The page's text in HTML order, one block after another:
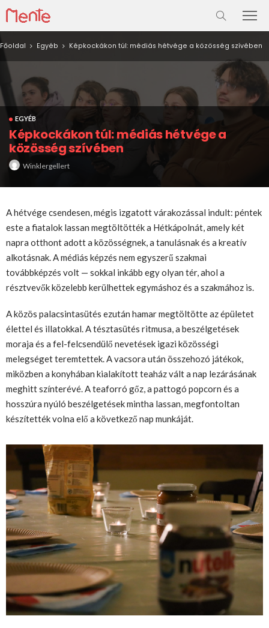
Főoldal Egyéb Képkockákon túl: médiás hétvége a közösség szívében
EGYÉB
Képkockákon túl: médiás hétvége a
közösség szívében
Winklergellert
A hétvége csendesen, mégis izgatott várakozással indult: péntek
este a fiatalok lassan megtöltötték a Hétkápolnát, amely két
napra otthont adott a közösségnek, a tanulásnak és a kreatív
alkotásnak. A médiás képzés nem egyszerű szakmai
továbbképzés volt — sokkal inkább egy olyan tér, ahol a
résztvevők közelebb kerülhettek egymáshoz és a szakmához is.
A közös palacsintasütés ezután hamar megtöltötte az épületet
élettel és illatokkal. A tésztasütés ritmusa, a beszélgetések
moraja és a fel-felcsendülő nevetések igazi közösségi
melegséget teremtettek. A vacsora után összehozó játékok,
miközben a konyhában kialakított teaház vált a nap lezárásának
meghitt színterévé. A teaforró gőz, a pattogó popcorn és a
hosszúra nyúló beszélgetések mintha lassan, megfontoltan
készítették volna elő a következő nap munkáját.